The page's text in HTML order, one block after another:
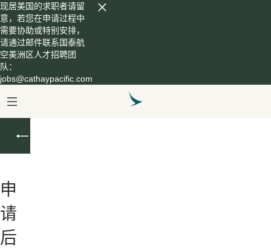
现居美国的求职者请留
意，若您在申请过程中
需要协助或特别安排，
请通过邮件联系国泰航
空美洲区人才招聘团
队：
jobs@cathaypacific.com
申
请
后